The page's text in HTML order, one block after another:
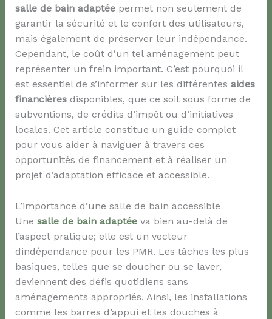
salle de bain adaptéepermet non seulement de
garantir la sécurité et le confort des utilisateurs,
mais également de préserver leur indépendance.
Cependant, le coût d’un tel aménagement peut
représenter un frein important. C’est pourquoi il
est essentiel de s’informer sur les différentes aides
financièresdisponibles, que ce soit sous forme de
subventions, de crédits d’impôt ou d’initiatives
locales. Cet article constitue un guide complet
pour vous aider à naviguer à travers ces
opportunités de financement et à réaliser un
projet d’adaptation efficace et accessible.
L’importance d’une salle de bain accessible
Une salle de bain adaptéeva bien au-delà de
l’aspect pratique; elle est un vecteur
dindépendance pour les PMR. Les tâches les plus
basiques, telles que se doucher ou se laver,
deviennent des défis quotidiens sans
aménagements appropriés. Ainsi, les installations
comme les barres d’appui et les douches à